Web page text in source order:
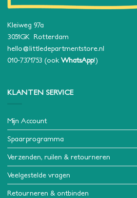
Kleiweg 97a
3051GK Rotterdam
hello@littledepartmentstore.nl
010-7371753 (ook WhatsApp!)
KLANTEN SERVICE
Mijn Account
Spaarprogramma
Verzenden, ruilen & retourneren
Veelgestelde vragen
Retourneren & ontbinden